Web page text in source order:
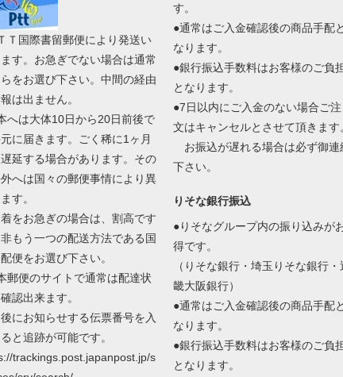
Ｔ国際書留郵便により発送い
す。お急ぎでない場合は通常
をお選び下さい。中間の経由
は出ません。
へは大体10日から20日前後で
に届きます。ごく稀に1ヶ月
延する場合があります。その
へは国々の郵便事情により異
す。
をお急ぎの場合は、割高です
もう一つの配送方法である国
便をお選び下さい。
郵便のサイトで通常は配達状
認出来ます。
にお知らせする伝票番号を入
と追跡が可能です。
trackings.post.japanpost.jp/s
す。
●通常はご入金確認後の商品手配
なります。
●銀行振込手数料はお客様のご負
となります。
●7日以内にご入金のない場合ご注
文はキャンセルとさせて頂きます
お振込が遅れる場合は必ず御連
下さい。
りそな銀行振込
●りそなグループ内の振り込みが
得です。
（りそな銀行・埼玉りそな銀行・
畿大阪銀行）
●通常はご入金確認後の商品手配
なります。
●銀行振込手数料はお客様のご負
となります。